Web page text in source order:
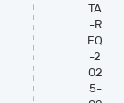
TA
-R
FQ
-2
02
5-